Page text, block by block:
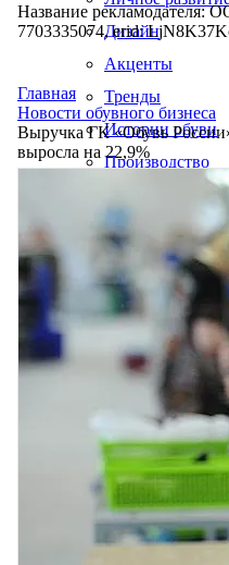
Дизайн
Акценты
Тренды
Истории обуви
Производство
Название
7703335074, erid:
Главная
Новости обувного бизнеса
Выручка ГК «Обувь
выросла на 22,9%